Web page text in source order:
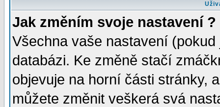
Jak změním svoje nastavení ?
Všechna vaše nastavení
databázi. Ke změně stačí
objevuje na horní části stránky,
můžete změnit veškerá svá